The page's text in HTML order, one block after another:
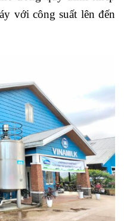
với công suất lên đến